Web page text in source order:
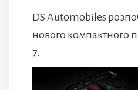
DS Automobiles
нового компактного
7.